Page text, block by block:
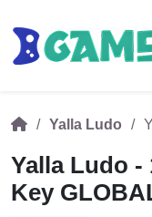
Yalla Ludo
Yalla Ludo -
Key